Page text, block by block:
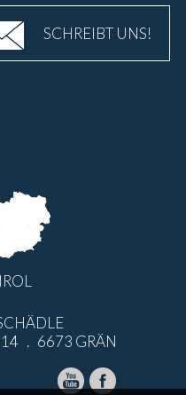
SCHREIBT UNS!
14 . 6673 GRÄN